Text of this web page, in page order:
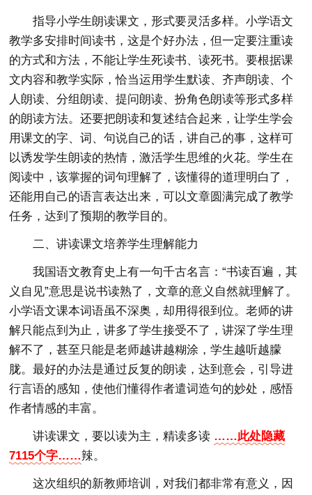
指导小学生朗读课文，形式要灵活多样。小学语文
教学多安排时间读书，这是个好办法，但一定要注重读
的方式和方法，不能让学生死读书、读死书。要根据课
文内容和教学实际，恰当运用学生默读、齐声朗读、个
人朗读、分组朗读、提问朗读、扮角色朗读等形式多样
的朗读方法。还要把朗读和复述结合起来，让学生学会
用课文的字、词、句说自己的话，讲自己的事，这样可
以诱发学生朗读的热情，激活学生思维的火花。学生在
阅读中，该掌握的词句理解了，该懂得的道理明白了，
还能用自己的语言表达出来，可以文章圆满完成了教学
任务，达到了预期的教学目的。
二、讲读课文培养学生理解能力
我国语文教育史上有一句千古名言：“书读百遍，其
义自见”意思是说书读熟了，文章的意义自然就理解了。
小学语文课本词语虽不深奥，却用得很到位。老师的讲
解只能点到为止，讲多了学生接受不了，讲深了学生理
解不了，甚至只能是老师越讲越糊涂，学生越听越朦
胧。最好的办法是通过反复的朗读，达到意会，引导进
行言语的感知，使他们懂得作者遣词造句的妙处，感悟
作者情感的丰富。
讲读课文，要以读为主，精读多读 ……此处隐藏
7115个字……辣。
这次组织的新教师培训，对我们都非常有意义，因